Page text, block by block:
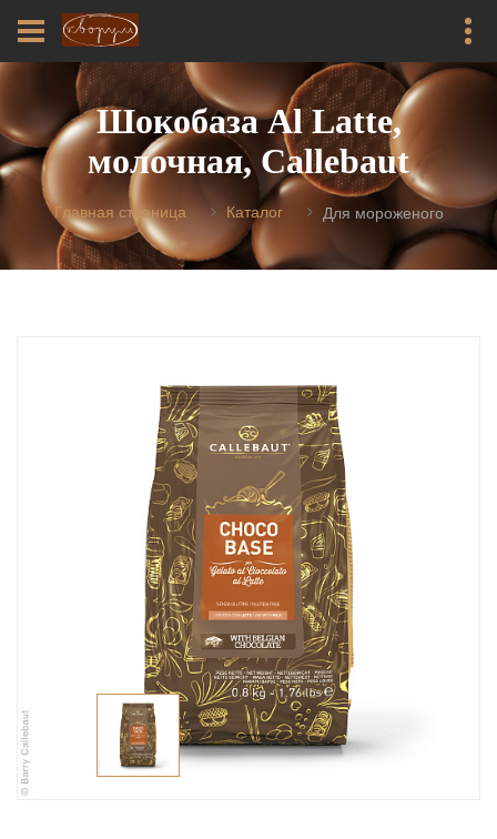
Шокобаза Al Latte,
молочная, Callebaut
Главная страница Каталог Для мороженого